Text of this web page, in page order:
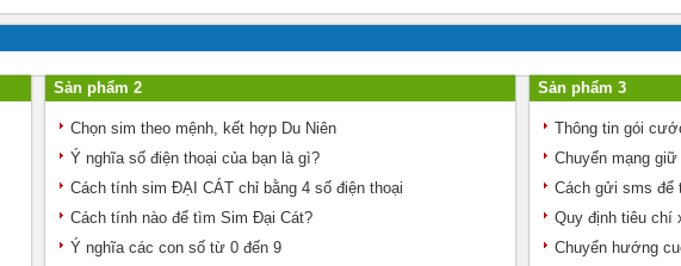
Sản phẩm 2
Chọn sim theo mệnh, kết hợp Du Niên
Ý nghĩa số điện thoại của bạn là gì?
Cách tính sim ĐẠI CÁT chỉ bằng 4 số điện thoại
Cách tính nào để tìm Sim Đại Cát?
Ý nghĩa các con số từ 0 đến 9
Sản phẩm 3
Thông tin gói
Chuyển mạng
Cách gửi sms để
Quy định tiêu chí
Chuyển hướng